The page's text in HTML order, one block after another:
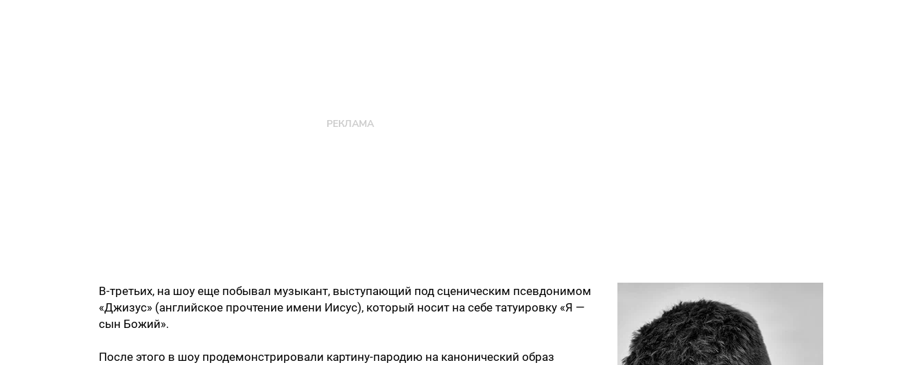
В-третьих, на шоу еще побывал музыкант, выступающий под сценическим псевдонимом
«Джизус» (английское прочтение имени Иисус), который носит на себе татуировку «Я —
сын Божий».
После этого в шоу продемонстрировали картину-пародию на канонический образ